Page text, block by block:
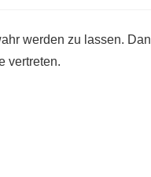
werden zu lassen.
vertreten.